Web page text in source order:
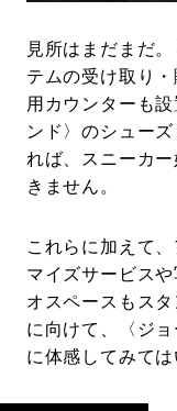
見所はまだまだ
テムの受け取り
用カウンターも
ンド〉のシュー
れば、スニーカ
きません。
これらに加えて
マイズサービス
オスペースもス
に向けて、〈ジ
に体感してみては